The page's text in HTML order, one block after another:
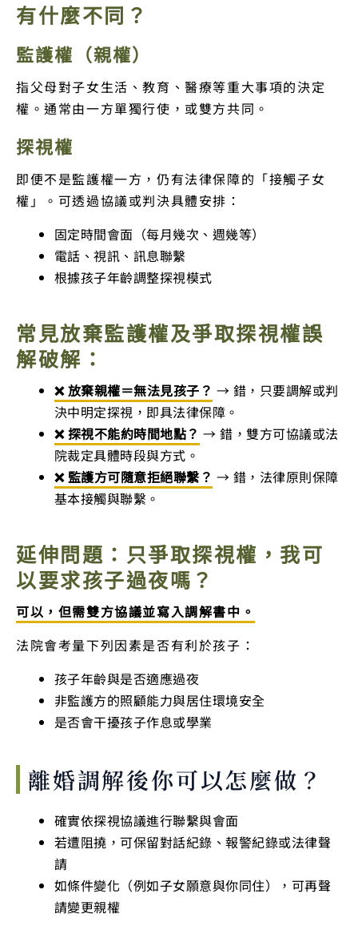
有什麼不同？
監護權（親權）
指父母對子女生活、教育、醫療等重大事項的決定
權。通常由一方單獨行使，或雙方共同。
探視權
即便不是監護權一方，仍有法律保障的「接觸子女
權」。可透過協議或判決具體安排：
固定時間會面（每月幾次、週幾等）
電話、視訊、訊息聯繫
根據孩子年齡調整探視模式
常見放棄監護權及爭取探視權誤
解破解：
❌ 放棄親權＝無法見孩子？ → 錯，只要調解或判
決中明定探視，即具法律保障。
❌ 探視不能約時間地點？ → 錯，雙方可協議或法
院裁定具體時段與方式。
❌ 監護方可隨意拒絕聯繫？ → 錯，法律原則保障
基本接觸與聯繫。
延伸問題：只爭取探視權，我可
以要求孩子過夜嗎？
可以，但需雙方協議並寫入調解書中。
法院會考量下列因素是否有利於孩子：
孩子年齡與是否適應過夜
非監護方的照顧能力與居住環境安全
是否會干擾孩子作息或學業
離婚調解後你可以怎麼做？
確實依探視協議進行聯繫與會面
若遭阻撓，可保留對話紀錄、報警紀錄或法律聲
請
如條件變化（例如子女願意與你同住），可再聲
請變更親權